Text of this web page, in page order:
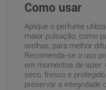
Como usar
Aplique o perfume
maior pulsação, como
orelhas, para melhor
Recomenda-se o uso
em momentos de
seco, fresco e
preservar a integridade